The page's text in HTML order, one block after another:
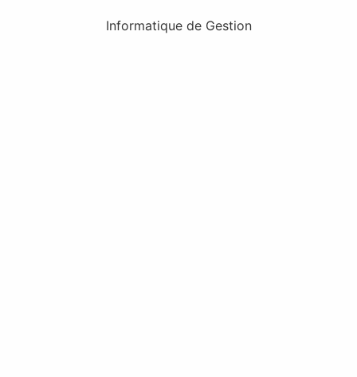
Informatique de Gestion